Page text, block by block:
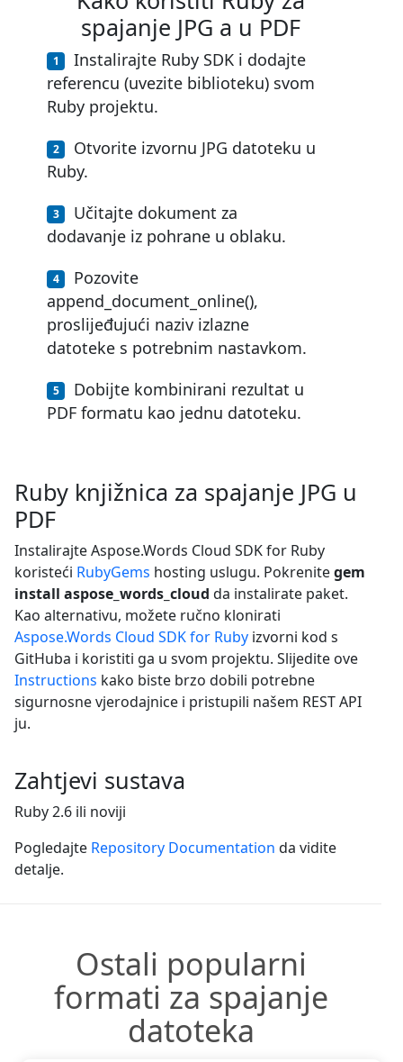
spajanje JPG a u PDF
Instalirajte Ruby SDK i dodajte
referencu (uvezite biblioteku) svom
Ruby projektu.
Otvorite izvornu JPG datoteku u
Ruby.
Učitajte dokument za
dodavanje iz pohrane u oblaku.
Pozovite
append_document_online(),
proslijeđujući naziv izlazne
datoteke s potrebnim nastavkom.
Dobijte kombinirani rezultat u
PDF formatu kao jednu datoteku.
Ruby knjižnica za spajanje JPG u
PDF
Instalirajte Aspose.Words Cloud SDK for Ruby
koristeći RubyGems hosting uslugu. Pokrenitegem
install aspose_words_cloud da instalirate paket.
Kao alternativu, možete ručno klonirati
Aspose.Words Cloud SDK for Ruby izvorni kod s
GitHuba i koristiti ga u svom projektu. Slijedite ove
Instructions kako biste brzo dobili potrebne
sigurnosne vjerodajnice i pristupili našem REST API
ju.
Zahtjevi sustava
Ruby 2.6 ili noviji
Pogledajte Repository Documentation da vidite
detalje.
Ostali popularni
formati za spajanje
datoteka